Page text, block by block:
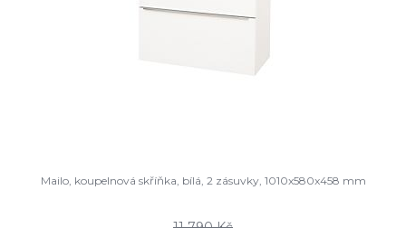
Mailo, koupelnová skříňka, bílá, 2 zásuvky, 1010x580x458 mm